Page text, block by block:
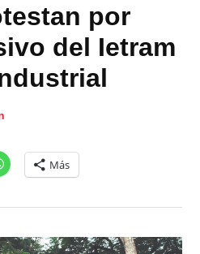
por
del Ietram
Más